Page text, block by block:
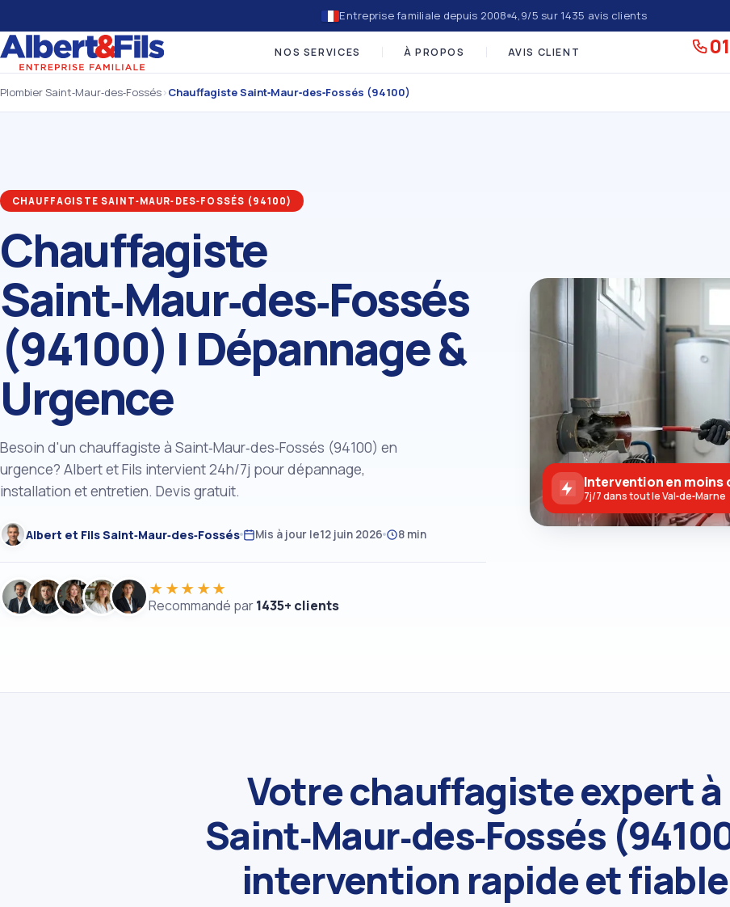
Entreprise familiale depuis 2008 4,9/5 sur 1435 avis clients
NOS SERVICES À PROPOS AVIS CLIENT
Plombier Saint‑Maur‑des‑Fossés›Chauffagiste Saint‑Maur‑des‑Fossés (94100)
CHAUFFAGISTE SAINT‑MAUR‑DES‑FOSSÉS (94100)
Chauffagiste
Saint‑Maur‑des‑Fossés
(94100) | Dépannage &
Urgence
Besoin d'un chauffagiste à Saint‑Maur‑des‑Fossés (94100) en
urgence? Albert et Fils intervient 24h/7j pour dépannage,
installation et entretien. Devis gratuit.
Albert et Fils Saint‑Maur‑des‑Fossés Mis à jour le12 juin 2026 8 min
★★★★★
Recommandé par1435+ clients
Intervention en moins
7j/7 dans tout le Val‑de‑Marne
Votre chauffagiste expert à
Saint‑Maur‑des‑Fossés
intervention rapide et fiable